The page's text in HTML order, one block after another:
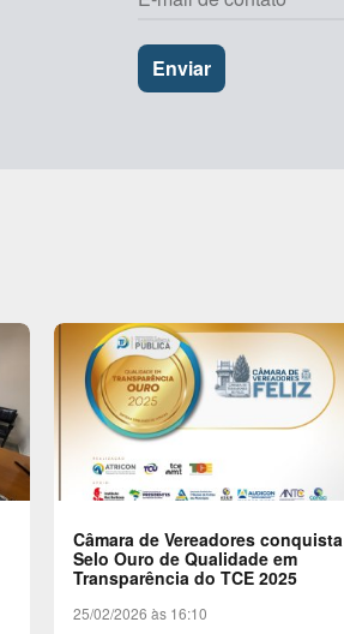
Câmara de Vereadores conquista
Selo Ouro de Qualidade em
Transparência do TCE 2025
25/02/2026 às 16:10